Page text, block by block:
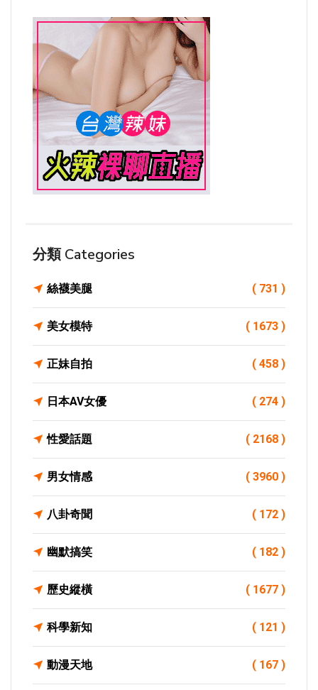
分類 Categories
絲襪美腿 ( 731 )
美女模特 ( 1673 )
正妹自拍 ( 458 )
日本AV女優 ( 274 )
性愛話題 ( 2168 )
男女情感 ( 3960 )
八卦奇聞 ( 172 )
幽默搞笑 ( 182 )
歷史縱橫 ( 1677 )
科學新知 ( 121 )
動漫天地 ( 167 )